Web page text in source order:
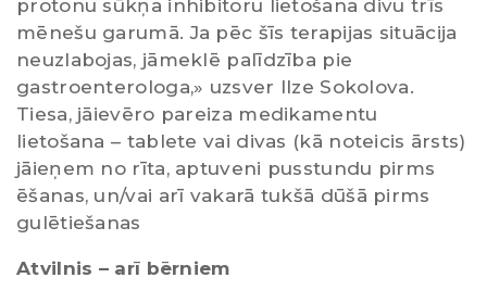
protonu sūkņa inhibitoru lietošana divu trīs
mēnešu garumā. Ja pēc šīs terapijas situācija
neuzlabojas, jāmeklē palīdzība pie
gastroenterologa,» uzsver Ilze Sokolova.
Tiesa, jāievēro pareiza medikamentu
lietošana – tablete vai divas (kā noteicis ārsts)
jāieņem no rīta, aptuveni pusstundu pirms
ēšanas, un/vai arī vakarā tukšā dūšā pirms
gulētiešanas
Atvilnis – arī bērniem